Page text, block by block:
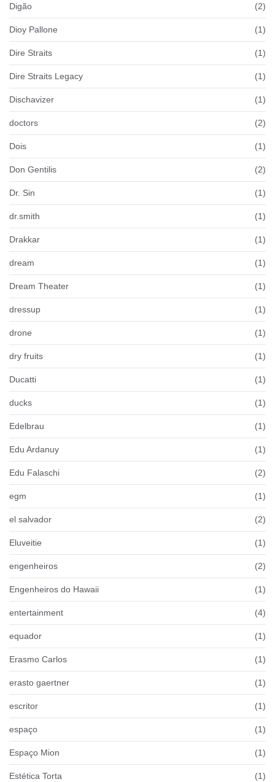
Digão (2)
Dioy Pallone (1)
Dire Straits (1)
Dire Straits Legacy (1)
Dischavizer (1)
doctors (2)
Dois (1)
Don Gentilis (2)
Dr. Sin (1)
dr.smith (1)
Drakkar (1)
dream (1)
Dream Theater (1)
dressup (1)
drone (1)
dry fruits (1)
Ducatti (1)
ducks (1)
Edelbrau (1)
Edu Ardanuy (1)
Edu Falaschi (2)
egm (1)
el salvador (2)
Eluveitie (1)
engenheiros (2)
Engenheiros do Hawaii (1)
entertainment (4)
equador (1)
Erasmo Carlos (1)
erasto gaertner (1)
escritor (1)
espaço (1)
Espaço Mion (1)
Estética Torta (1)